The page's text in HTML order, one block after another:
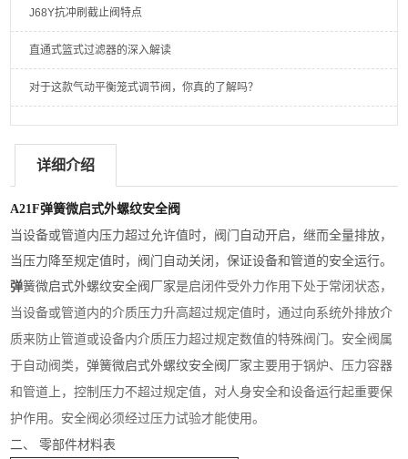
J68Y抗冲刷截止阀特点
直通式篮式过滤器的深入解读
对于这款气动平衡笼式调节阀，你真的了解吗？
详细介绍
A21F弹簧微启式外螺纹安全阀
当设备或管道内压力超过允许值时，阀门自动开启，继而全量排放，
当压力降至规定值时，阀门自动关闭，保证设备和管道的安全运行。
弹簧微启式外螺纹安全阀厂家是启闭件受外力作用下处于常闭状态，
当设备或管道内的介质压力升高超过规定值时，通过向系统外排放介
质来防止管道或设备内介质压力超过规定数值的特殊阀门。安全阀属
于自动阀类， 弹簧微启式外螺纹安全阀厂家主要用于锅炉、压力容器
和管道上，控制压力不超过规定值，对人身安全和设备运行起重要保
护作用。安全阀必须经过压力试验才能使用。
二、 零部件材料表